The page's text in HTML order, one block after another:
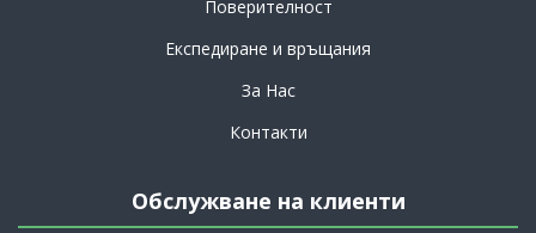
Поверителност
Експедиране и връщания
За Нас
Контакти
Обслужване на клиенти